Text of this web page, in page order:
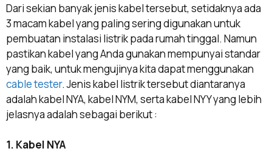
Dari sekian banyak jenis kabel tersebut, setidaknya ada
3 macam kabel yang paling sering digunakan untuk
pembuatan instalasi listrik pada rumah tinggal. Namun
pastikan kabel yang Anda gunakan mempunyai standar
yang baik, untuk mengujinya kita dapat menggunakan
cable tester. Jenis kabel listrik tersebut diantaranya
adalah kabel NYA, kabel NYM, serta kabel NYY yang lebih
jelasnya adalah sebagai berikut :
1. Kabel NYA